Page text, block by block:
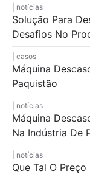
notícias
Solução Para
Desafios No
casos
Máquina
Paquistão
notícias
Máquina
Na Indústria De
notícias
Que Tal O